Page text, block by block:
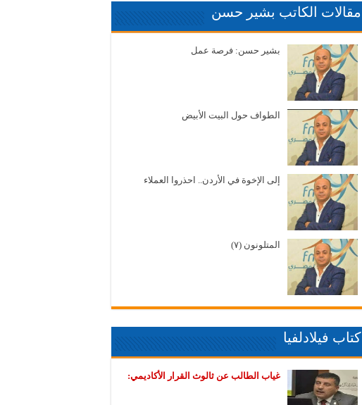
مقالات الكاتب بشير حسن
بشير حسن: فرصة عمل
الطواف حول البيت الأبيض
إلى الإخوة في الأردن.. احذروا العملاء
المتلونون (٧)
كتاب فيلادلفيا
غياب الطالب عن ثالوث القرار الأكاديمي: